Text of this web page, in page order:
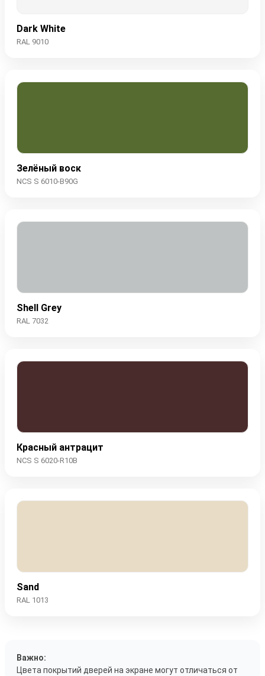
Dark White
RAL 9010
Зелёный воск
NCS S 6010-B90G
Shell Grey
RAL 7032
Красный антрацит
NCS S 6020-R10B
Sand
RAL 1013
Важно:
Цвета покрытий дверей на экране могут отличаться от